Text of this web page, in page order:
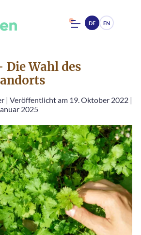
DE EN
Wahl des
| Veröffentlicht am 19. Oktober 2022 |
2025